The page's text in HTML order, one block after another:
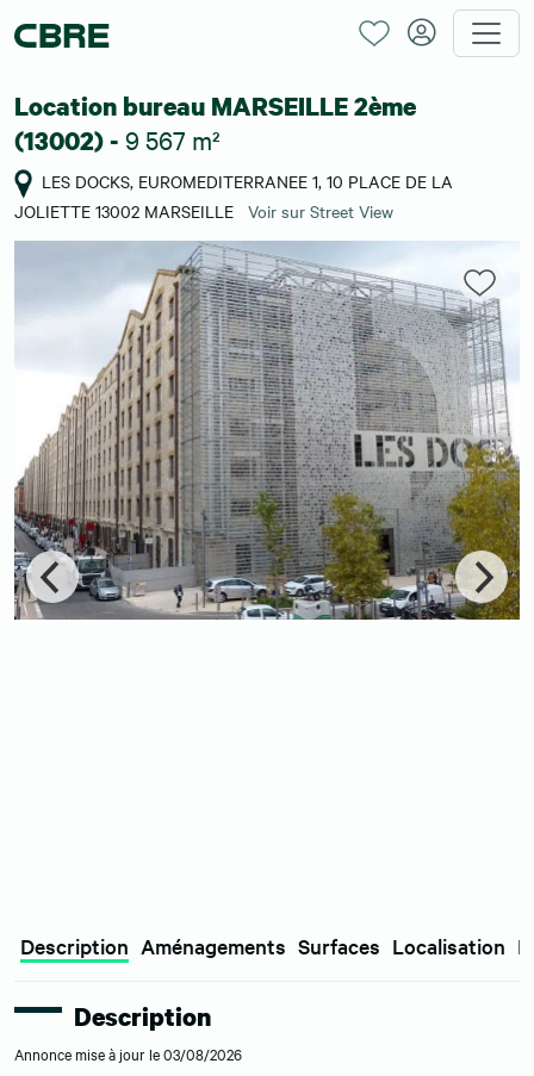
Location bureau MARSEILLE 2ème
(13002) - 9 567 m²
LES DOCKS, EUROMEDITERRANEE 1, 10 PLACE DE LA
JOLIETTE 13002 MARSEILLE Voir sur Street View
Description Aménagements Surfaces Localisation
Description
Annonce mise à jour le 03/08/2026